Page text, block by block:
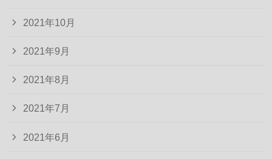
2021年10月
2021年9月
2021年8月
2021年7月
2021年6月